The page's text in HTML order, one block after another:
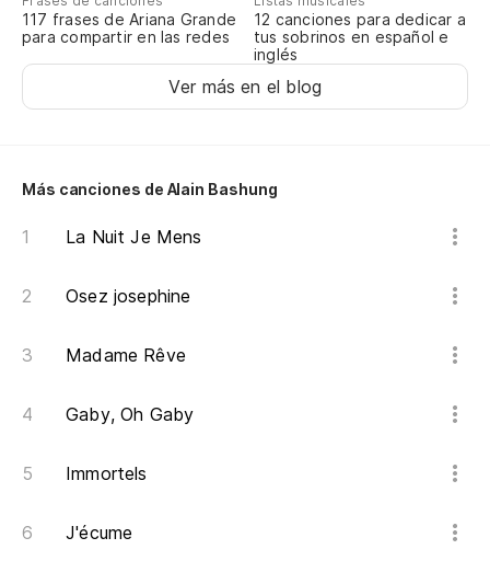
117 frases de Ariana Grande
para compartir en las redes
12 canciones para dedicar a
tus sobrinos en español e
inglés
Ver más en el blog
Más canciones de Alain Bashung
La Nuit Je Mens
Osez josephine
Madame Rêve
Gaby, Oh Gaby
Immortels
J'écume